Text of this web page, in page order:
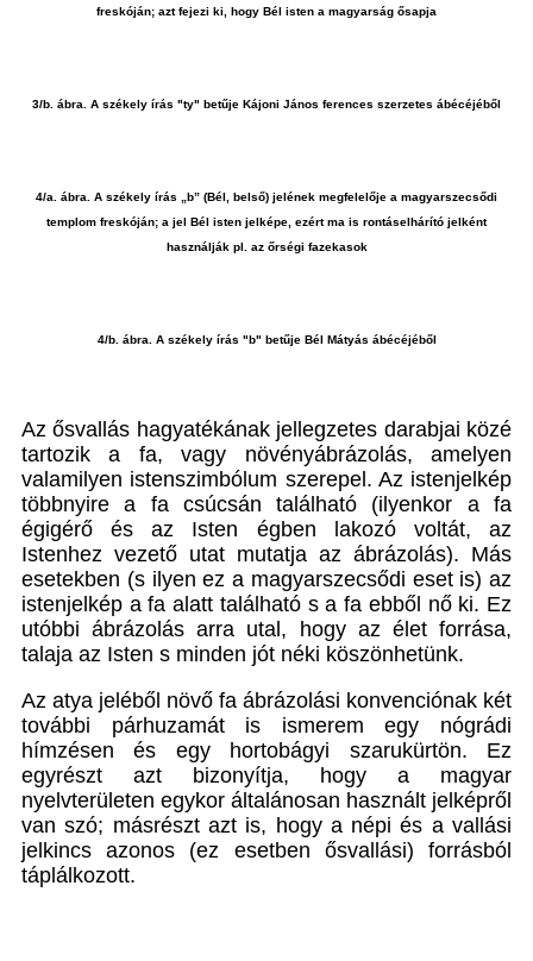
freskóján; azt fejezi ki, hogy Bél isten a magyarság ősapja
3/b. ábra. A székely írás "ty" betűje Kájoni János ferences szerzetes ábécéjéből
4/a. ábra. A székely írás „b” (Bél, belső) jelének megfelelője a magyarszecsődi
templom freskóján; a jel Bél isten jelképe, ezért ma is rontáselhárító jelként
használják pl. az őrségi fazekasok
4/b. ábra. A székely írás "b" betűje Bél Mátyás ábécéjéből
Az ősvallás hagyatékának jellegzetes darabjai közé
tartozik a fa, vagy növényábrázolás, amelyen
valamilyen istenszimbólum szerepel. Az istenjelkép
többnyire a fa csúcsán található (ilyenkor a fa
égigérő és az Isten égben lakozó voltát, az
Istenhez vezető utat mutatja az ábrázolás). Más
esetekben (s ilyen ez a magyarszecsődi eset is) az
istenjelkép a fa alatt található s a fa ebből nő ki. Ez
utóbbi ábrázolás arra utal, hogy az élet forrása,
talaja az Isten s minden jót néki köszönhetünk.
Az atya jeléből növő fa ábrázolási konvenciónak két
további párhuzamát is ismerem egy nógrádi
hímzésen és egy hortobágyi szarukürtön. Ez
egyrészt azt bizonyítja, hogy a magyar
nyelvterületen egykor általánosan használt jelképről
van szó; másrészt azt is, hogy a népi és a vallási
jelkincs azonos (ez esetben ősvallási) forrásból
táplálkozott.